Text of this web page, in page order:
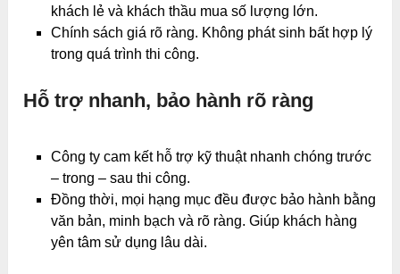
khách lẻ và khách thầu mua số lượng lớn.
Chính sách giá rõ ràng. Không phát sinh bất hợp lý
trong quá trình thi công.
Hỗ trợ nhanh, bảo hành rõ ràng
Công ty cam kết hỗ trợ kỹ thuật nhanh chóng trước
– trong – sau thi công.
Đồng thời, mọi hạng mục đều được bảo hành bằng
văn bản, minh bạch và rõ ràng. Giúp khách hàng
yên tâm sử dụng lâu dài.